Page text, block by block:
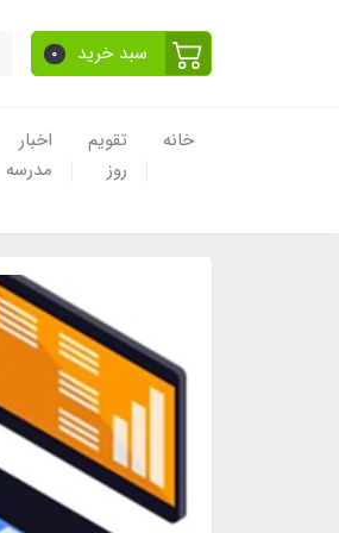
سبد خرید 0
خانه
تقویم
روز
اخبار
مدرسه